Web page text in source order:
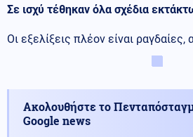
Σε ισχύ τέθηκαν όλα σχέδια
Οι εξελίξεις πλέον είναι ραγδαίες,
Ακολουθήστε το
Google news